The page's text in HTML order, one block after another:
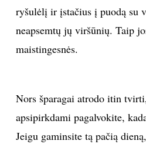
Prenumeruodami portalą,
taisyklėmis
ryšulėlį ir įstačius į puodą su
neapsemtų jų viršūnių. Taip
maistingesnės.
Nors šparagai atrodo itin
apsipirkdami pagalvokite,
Jeigu gaminsite tą pačią